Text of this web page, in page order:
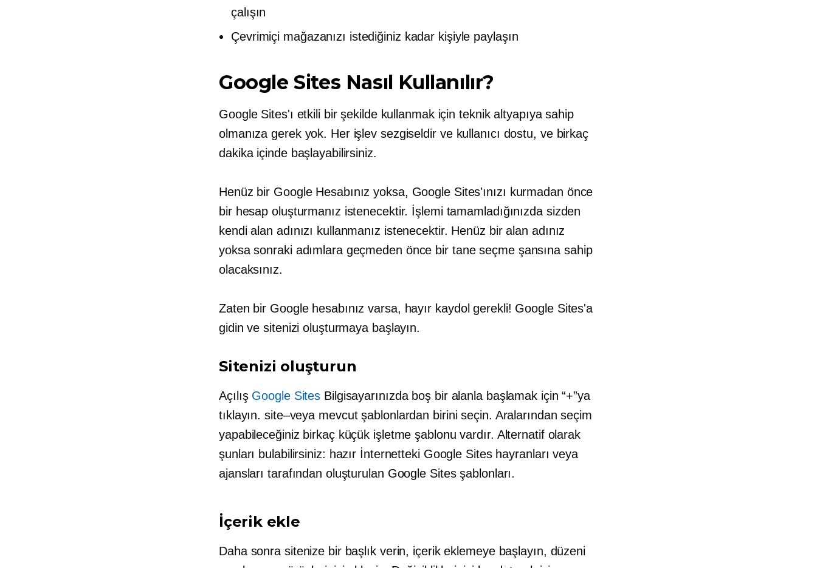
çalışın
Çevrimiçi mağazanızı istediğiniz kadar kişiyle paylaşın
Google Sites Nasıl Kullanılır?
Google Sites'ı etkili bir şekilde kullanmak için teknik altyapıya sahip
olmanıza gerek yok. Her işlev sezgiseldir ve kullanıcı dostu, ve birkaç
dakika içinde başlayabilirsiniz.
Henüz bir Google Hesabınız yoksa, Google Sites'ınızı kurmadan önce
bir hesap oluşturmanız istenecektir. İşlemi tamamladığınızda sizden
kendi alan adınızı kullanmanız istenecektir. Henüz bir alan adınız
yoksa sonraki adımlara geçmeden önce bir tane seçme şansına sahip
olacaksınız.
Zaten bir Google hesabınız varsa, hayır kaydol gerekli! Google Sites'a
gidin ve sitenizi oluşturmaya başlayın.
Sitenizi oluşturun
Açılış Google Sites Bilgisayarınızda boş bir alanla başlamak için “+”ya
tıklayın.site–veya mevcut şablonlardan birini seçin. Aralarından seçim
yapabileceğiniz birkaç küçük işletme şablonu vardır. Alternatif olarak
şunları bulabilirsiniz: hazır İnternetteki Google Sites hayranları veya
ajansları tarafından oluşturulan Google Sites şablonları.
İçerik ekle
Daha sonra sitenize bir başlık verin, içerik eklemeye başlayın, düzeni